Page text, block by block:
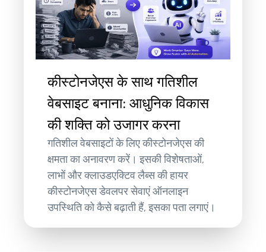
कीस्टोनजेएस के साथ गतिशील
वेबसाइट बनाना: आधुनिक विकास
की शक्ति को उजागर करना
गतिशील वेबसाइटों के लिए कीस्टोनजेएस की
क्षमता का अनावरण करें। इसकी विशेषताओं,
लाभों और क्लाउडएक्टिव लैब्स की हायर
कीस्टोनजेएस डेवलपर सेवाएं ऑनलाइन
उपस्थिति को कैसे बढ़ाती हैं, इसका पता लगाएं।